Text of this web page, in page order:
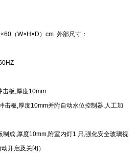
（W×H×D）cm 外部尺寸：
击板,厚度10mm
击板,厚度10mm并附自动水位控制器,人工加
制成,厚度10mm,附室内灯1 只,强化安全玻璃视
动开启及关闭）